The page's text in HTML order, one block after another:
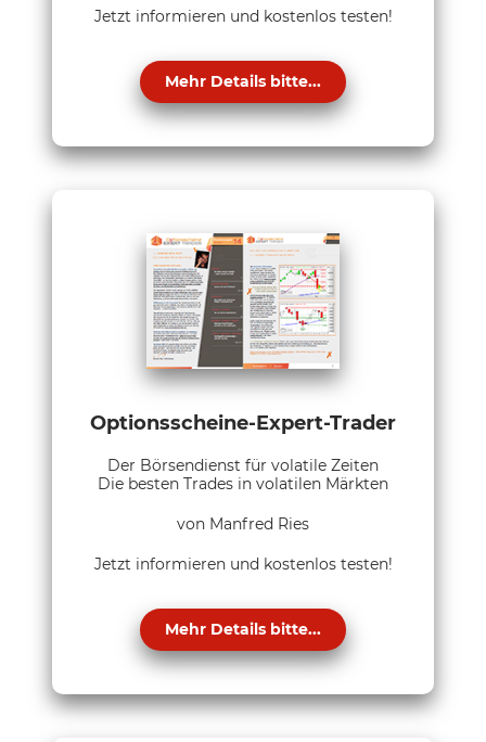
Jetzt informieren und kostenlos testen!
Mehr Details bitte...
Optionsscheine-Expert-Trader
Der Börsendienst für volatile Zeiten
Die besten Trades in volatilen Märkten
von Manfred Ries
Jetzt informieren und kostenlos testen!
Mehr Details bitte...